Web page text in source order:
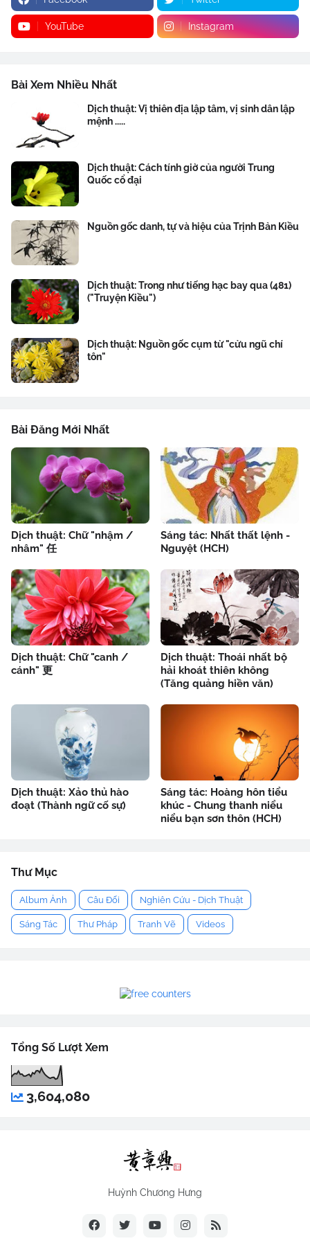
YouTube Instagram
Bài Xem Nhiều Nhất
Dịch thuật: Vị thiên địa lập tâm, vị sinh dân lập
mệnh .....
Dịch thuật: Cách tính giờ của người Trung
Quốc cổ đại
Nguồn gốc danh, tự và hiệu của Trịnh Bản Kiều
Dịch thuật: Trong như tiếng hạc bay qua (481)
("Truyện Kiều")
Dịch thuật: Nguồn gốc cụm từ "cửu ngũ chí
tôn"
Bài Đăng Mới Nhất
Dịch thuật: Chữ "nhậm /
nhâm" 任
Sáng tác: Nhất thất lệnh -
Nguyệt (HCH)
Dịch thuật: Chữ "canh /
cánh" 更
Dịch thuật: Thoái nhất bộ
hải khoát thiên không
(Tăng quảng hiền văn)
Dịch thuật: Xảo thủ hào
đoạt (Thành ngữ cố sự)
Sáng tác: Hoàng hôn tiểu
khúc - Chung thanh niểu
niểu bạn sơn thôn (HCH)
Thư Mục
Album Ảnh Câu Đối Nghiên Cứu - Dịch Thuật
Sáng Tác Thư Pháp Tranh Vẽ Videos
Tổng Số Lượt Xem
3,604,080
Huỳnh Chương Hưng